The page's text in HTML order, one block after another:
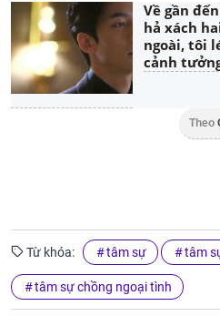
Về gần
hả xách
ngoài, tôi
cảnh
Theo
Từ khóa: tâm sự tâm
tâm sự chồng ngoại tình